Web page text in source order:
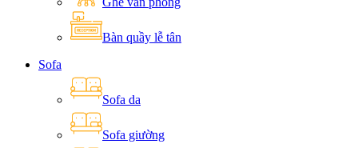
Bàn quầy lễ tân
Sofa
Sofa da
Sofa giường